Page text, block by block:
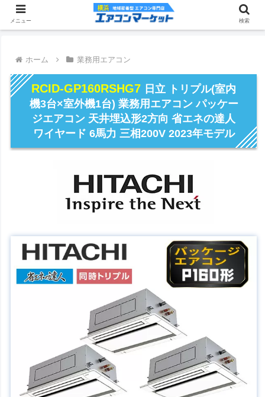
ホーム 業務用エアコン
RCID-GP160RSHG7 日立 トリプル(室内
機3台×室外機1台) 業務用エアコン パッケー
ジエアコン 天井埋込形2方向 省エネの達人
ワイヤード 6馬力 三相200V 2023年モデル
メニュー 検索